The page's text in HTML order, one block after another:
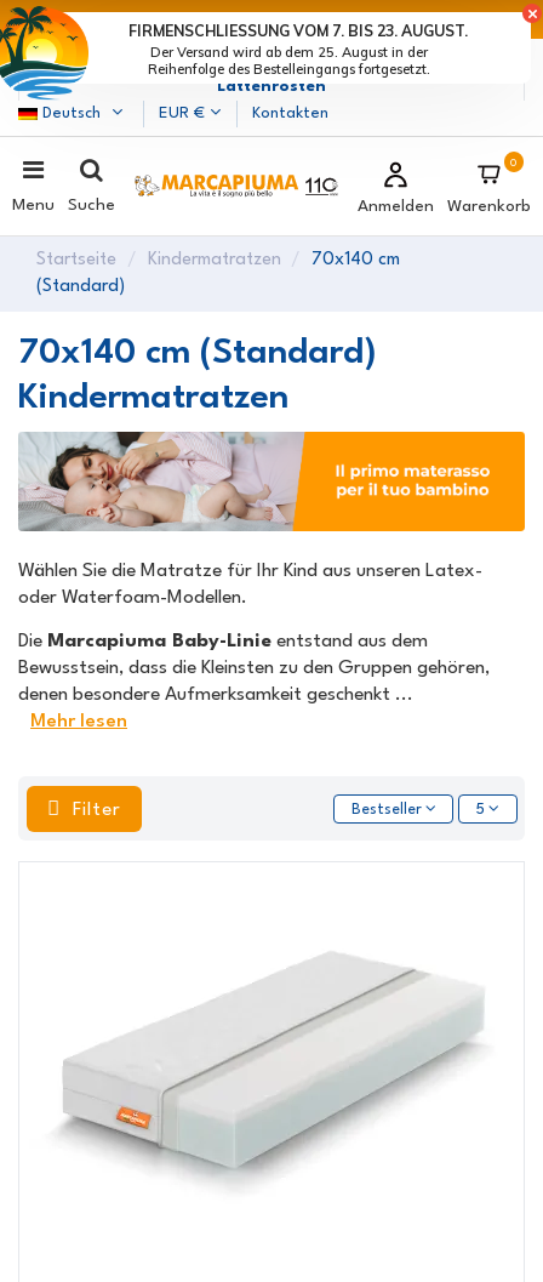
Marcapiuma| Hersteller von Matratzen, Kissen und
Lattenrosten
Deutsch
EUR € Kontakten
Menu Suche Anmelden
0
Warenkorb
Startseite Kindermatratzen
70x140 cm
(Standard)
70x140 cm (Standard)
Kindermatratzen
Wählen Sie die Matratze für Ihr Kind aus unseren Latex-
oder Waterfoam-Modellen.
Die Marcapiuma Baby-Linie entstand aus dem
Bewusstsein, dass die Kleinsten zu den Gruppen gehören,
denen besondere Aufmerksamkeit geschenkt ...
Mehr lesen
Filter Bestseller 5
Der Versand wird ab dem 25. August in der
Reihenfolge des Bestelleingangs fortgesetzt.
FIRMENSCHLIESSUNG VOM 7. BIS 23. AUGUST.